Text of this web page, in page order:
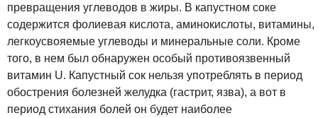
превращения углеводов в жиры. В капустном соке
содержится фолиевая кислота, аминокислоты, витамины,
легкоусвояемые углеводы и минеральные соли. Кроме
того, в нем был обнаружен особый противоязвенный
витамин U. Капустный сок нельзя употреблять в период
обострения болезней желудка (гастрит, язва), а вот в
период стихания болей он будет наиболее